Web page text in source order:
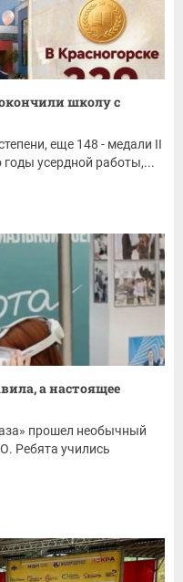
окончили школу с
еще 148 - медали II
годы усердной работы,...
а настоящее
прошел необычный
Ребята учились